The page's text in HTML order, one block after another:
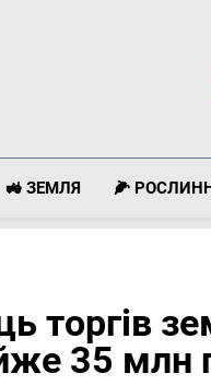
🚜 ЗЕМЛЯ 🌽
торгів
35 млн